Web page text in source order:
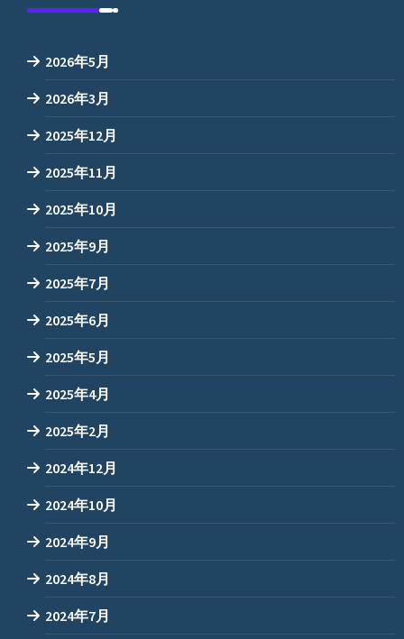
2026年5月
2026年3月
2025年12月
2025年11月
2025年10月
2025年9月
2025年7月
2025年6月
2025年5月
2025年4月
2025年2月
2024年12月
2024年10月
2024年9月
2024年8月
2024年7月